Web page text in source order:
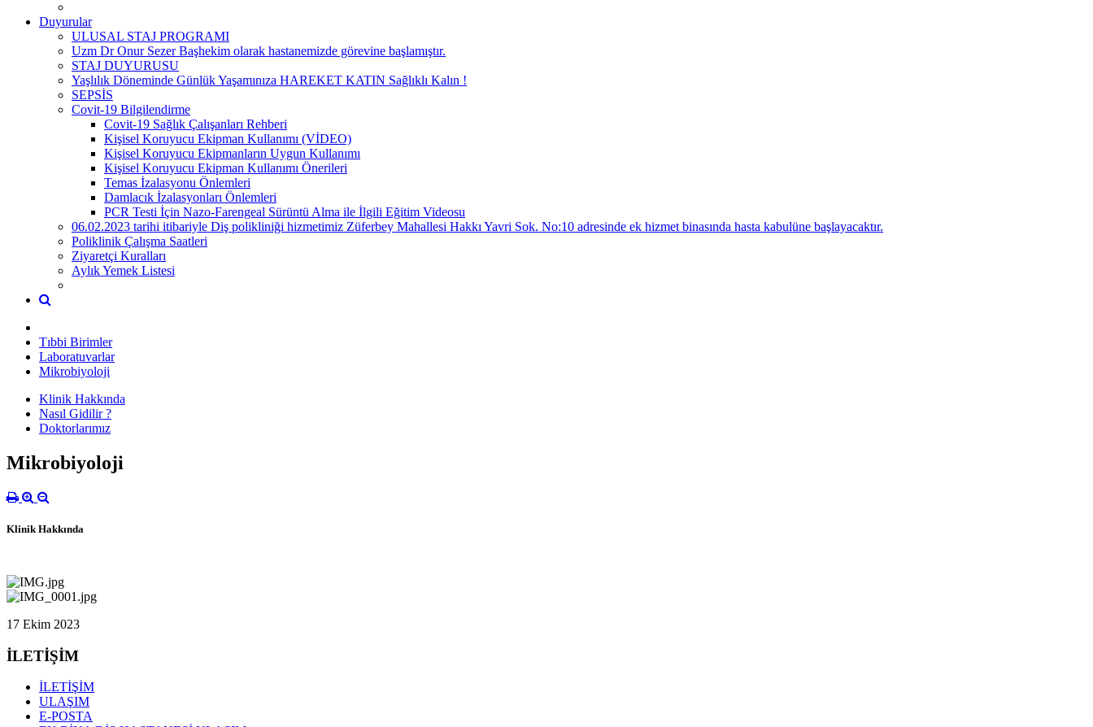
Duyurular
ULUSAL STAJ PROGRAMI
Uzm Dr Onur Sezer Başhekim olarak hastanemizde görevine başlamıştır.
STAJ DUYURUSU
Yaşlılık Döneminde Günlük Yaşamınıza HAREKET KATIN Sağlıklı Kalın !
SEPSİS
Covit-19 Bilgilendirme
Covit-19 Sağlık Çalışanları Rehberi
Kişisel Koruyucu Ekipman Kullanımı (VİDEO)
Kişisel Koruyucu Ekipmanların Uygun Kullanımı
Kişisel Koruyucu Ekipman Kullanımı Önerileri
Temas İzalasyonu Önlemleri
Damlacık İzalasyonları Önlemleri
PCR Testi İçin Nazo-Farengeal Sürüntü Alma ile İlgili Eğitim Videosu
06.02.2023 tarihi itibariyle Diş polikliniği hizmetimiz Züferbey Mahallesi Hakkı Yavri Sok. No:10 adresinde ek hizmet binasında hasta kabulüne başlayacaktır.
Poliklinik Çalışma Saatleri
Ziyaretçi Kuralları
Aylık Yemek Listesi
Tıbbi Birimler
Laboratuvarlar
Mikrobiyoloji
Klinik Hakkında
Nasıl Gidilir ?
Doktorlarımız
Mikrobiyoloji
Klinik Hakkında
17 Ekim 2023
İLETİŞİM
İLETİŞİM
ULAŞIM
E-POSTA